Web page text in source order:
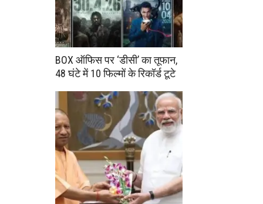
BOX ऑफिस पर ‘डीसी’ का तूफान,
48 घंटे में 10 फिल्मों के रिकॉर्ड टूटे